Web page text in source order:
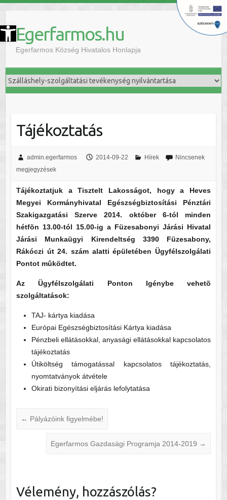
Eszköztár megnyitása Egerfarmos.hu
Egerfarmos Község Hivatalos Honlapja
Tájékoztatás
admin.egerfarmos 2014-09-22 Hírek
Nincsenek
megjegyzések
Tájékoztatjuk a Tisztelt Lakosságot, hogy a Heves
Megyei Kormányhivatal Egészségbiztosítási Pénztári
Szakigazgatási Szerve 2014. október 6-tól minden
hétfõn 13.00-tól 15.00-ig a Füzesabonyi Járási Hivatal
Járási Munkaügyi Kirendeltség 3390 Füzesabony,
Rákóczi út 24. szám alatti épületében Ügyfélszolgálati
Pontot mûködtet.
Az Ügyfélszolgálati Ponton Igénybe vehetõ
szolgáltatások:
TAJ- kártya kiadása
Európai Egészségbiztosítási Kártya kiadása
Pénzbeli ellátásokkal, anyasági ellátásokkal kapcsolatos
tájékoztatás
Útiköltség támogatással kapcsolatos tájékoztatás,
nyomtatványok átvétele
Okirati bizonyítási eljárás lefolytatása
← Pályázóink figyelmébe!
Egerfarmos Gazdasági Programja 2014-2019 →
Vélemény, hozzászólás?